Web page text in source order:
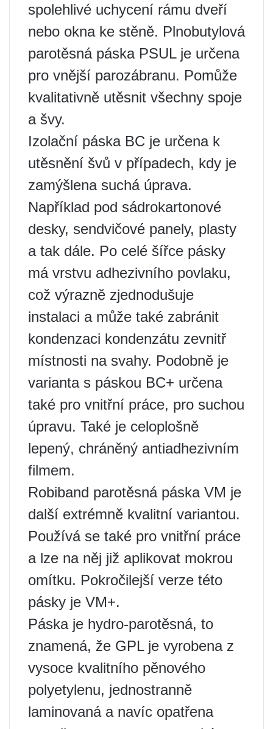
spolehlivé uchycení rámu dveří
nebo okna ke stěně. Plnobutylová
parotěsná páska PSUL je určena
pro vnější parozábranu. Pomůže
kvalitativně utěsnit všechny spoje
a švy.
Izolační páska BC je určena k
utěsnění švů v případech, kdy je
zamýšlena suchá úprava.
Například pod sádrokartonové
desky, sendvičové panely, plasty
a tak dále. Po celé šířce pásky
má vrstvu adhezivního povlaku,
což výrazně zjednodušuje
instalaci a může také zabránit
kondenzaci kondenzátu zevnitř
místnosti na svahy. Podobně je
varianta s páskou BC+ určena
také pro vnitřní práce, pro suchou
úpravu. Také je celoplošně
lepený, chráněný antiadhezivním
filmem.
Robiband parotěsná páska VM je
další extrémně kvalitní variantou.
Používá se také pro vnitřní práce
a lze na něj již aplikovat mokrou
omítku. Pokročilejší verze této
pásky je VM+.
Páska je hydro-parotěsná, to
znamená, že GPL je vyrobena z
vysoce kvalitního pěnového
polyetylenu, jednostranně
laminovaná a navíc opatřena